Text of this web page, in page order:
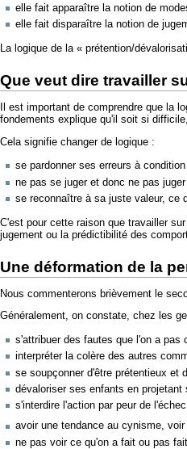
elle fait apparaître la notion de
elle fait disparaître la notion de
La logique de la « prétention/
Que veut dire travailler
Il est important de comprendre que la
fondements explique qu'il soit si
Cela signifie changer de logique :
se pardonner ses erreurs à
ne pas se juger et donc ne pas
se reconnaître à sa juste valeur, ce
C'est pour cette raison que travailler
jugement ou la prédictibilité des
Une déformation de la
Nous commenterons brièvement le
Généralement, on constate, chez les
s'attribuer des fautes que l'on a pas
interpréter la colère des autres
se soupçonner d'être prétentieux et
dévaloriser ses enfants en
s'interdire l'action par peur de
avoir une tendance au cynisme,
ne pas voir ce qu'on a fait ou pas